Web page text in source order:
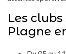
Les
Plagne